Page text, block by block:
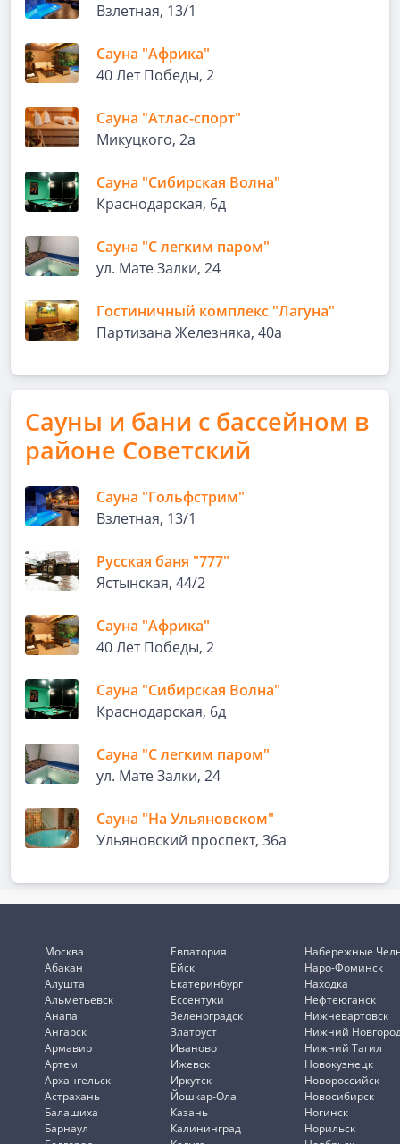
Взлетная, 13/1
Сауна "Африка"
40 Лет Победы, 2
Сауна "Атлас-спорт"
Микуцкого, 2а
Сауна "Сибирская Волна"
Краснодарская, 6д
Сауна "С легким паром"
ул. Мате Залки, 24
Гостиничный комплекс "Лагуна"
Партизана Железняка, 40а
Сауны и бани с бассейном в
районе Советский
Сауна "Гольфстрим"
Взлетная, 13/1
Русская баня "777"
Ястынская, 44/2
Сауна "Африка"
40 Лет Победы, 2
Сауна "Сибирская Волна"
Краснодарская, 6д
Сауна "С легким паром"
ул. Мате Залки, 24
Сауна "На Ульяновском"
Ульяновский проспект, 36а
Москва
Абакан
Алушта
Альметьевск
Анапа
Ангарск
Армавир
Артем
Архангельск
Астрахань
Балашиха
Барнаул
Евпатория
Ейск
Екатеринбург
Ессентуки
Зеленоградск
Златоуст
Иваново
Ижевск
Иркутск
Йошкар-Ола
Казань
Калининград
Набережные
Наро-Фоминск
Находка
Нефтеюганск
Нижневартовск
Нижний
Нижний Тагил
Новокузнецк
Новороссийск
Новосибирск
Ногинск
Норильск